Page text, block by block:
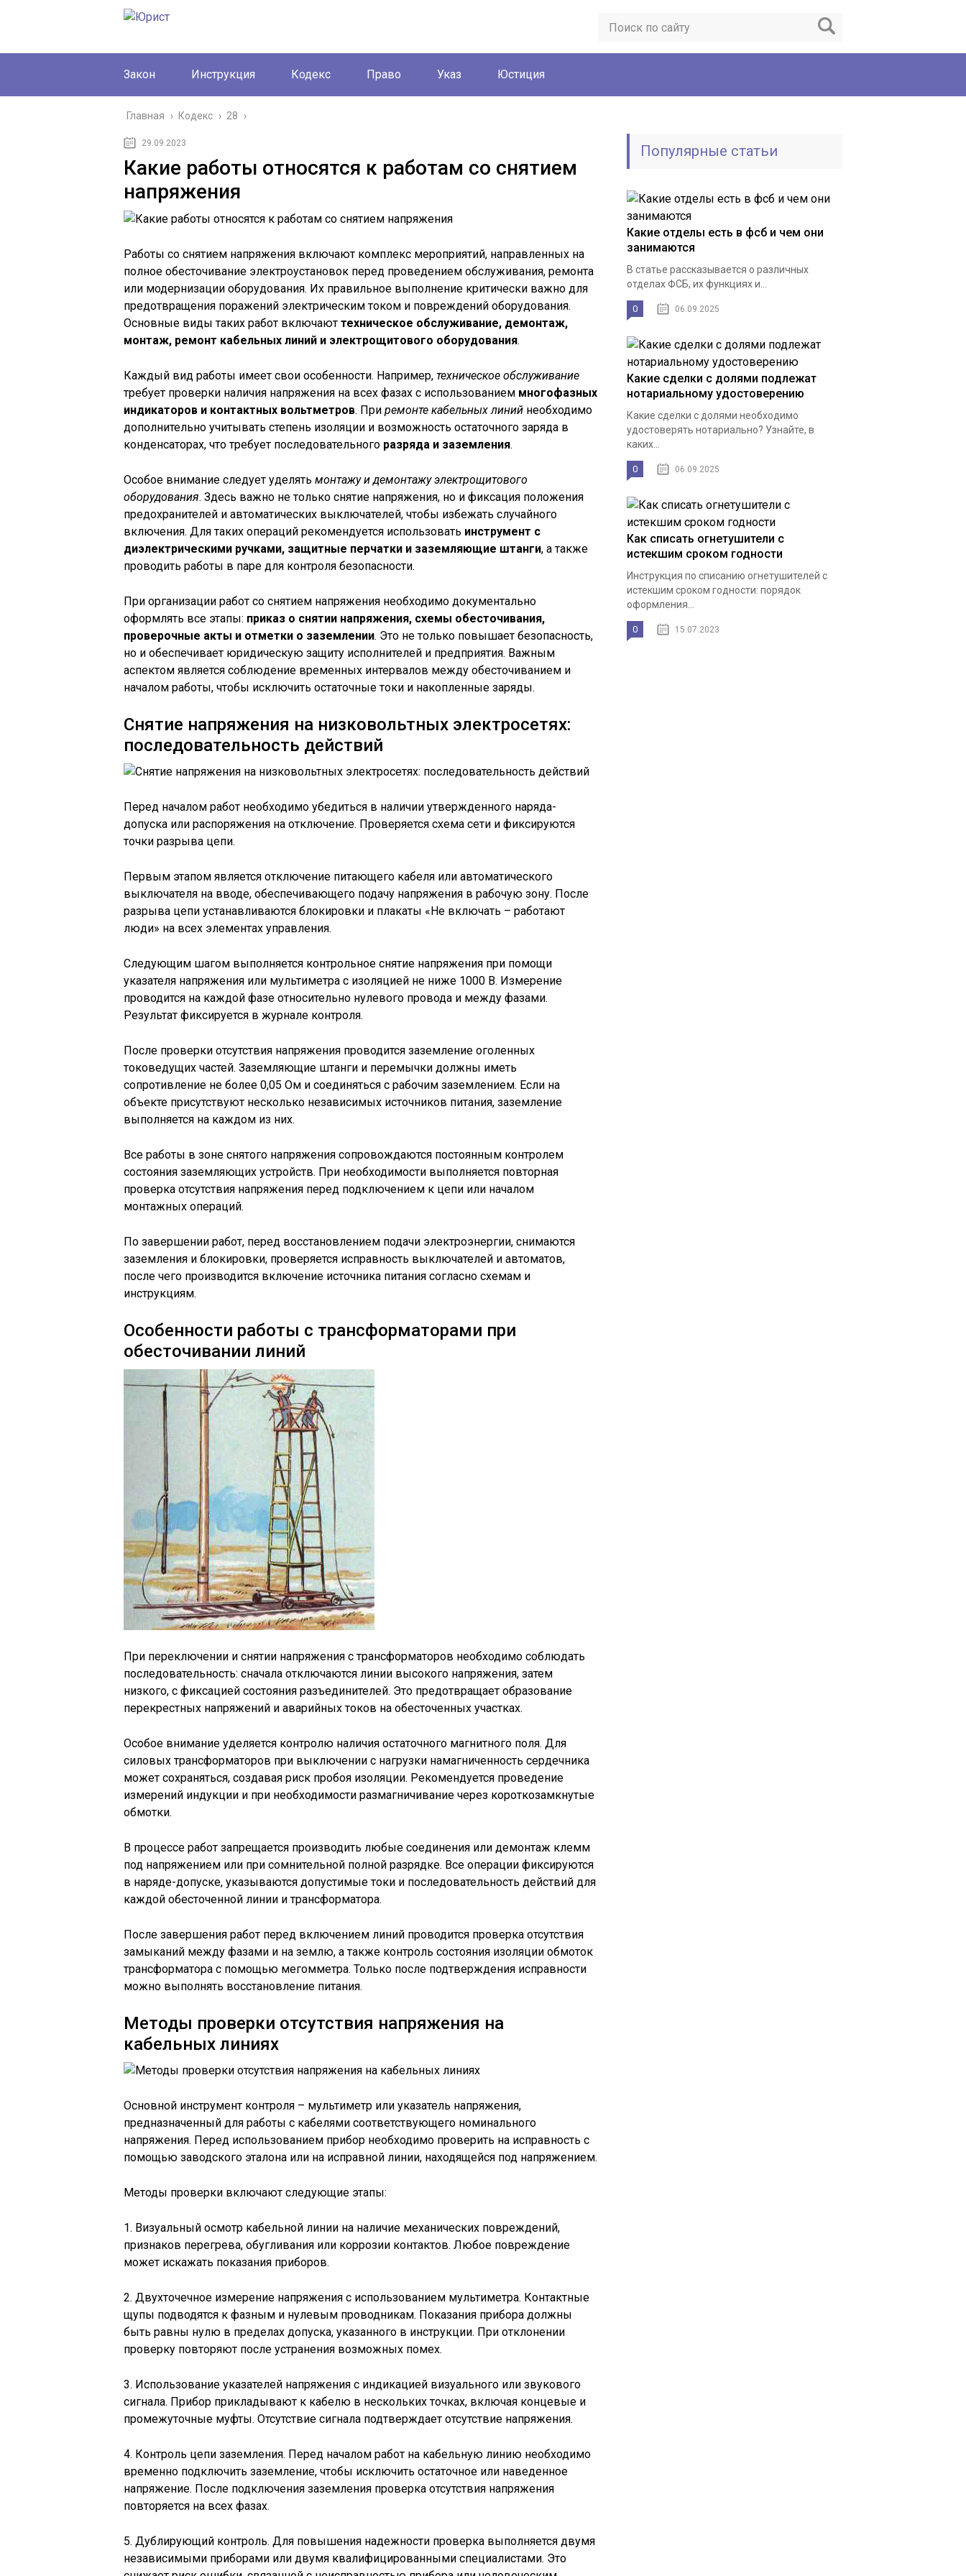
Закон Инструкция Кодекс Право Указ Юстиция
Главная › Кодекс › 28 ›
29.09.2023
Какие работы относятся к работам со снятием
напряжения
Работы со снятием напряжения включают комплекс мероприятий, направленных на
полное обесточивание электроустановок перед проведением обслуживания, ремонта
или модернизации оборудования. Их правильное выполнение критически важно для
предотвращения поражений электрическим током и повреждений оборудования.
Основные виды таких работ включают техническое обслуживание, демонтаж,
монтаж, ремонт кабельных линий и электрощитового оборудования.
Каждый вид работы имеет свои особенности. Например, техническое обслуживание
требует проверки наличия напряжения на всех фазах с использованием многофазных
индикаторов и контактных вольтметров. При ремонте кабельных линий необходимо
дополнительно учитывать степень изоляции и возможность остаточного заряда в
конденсаторах, что требует последовательного разряда и заземления.
Особое внимание следует уделять монтажу и демонтажу электрощитового
оборудования. Здесь важно не только снятие напряжения, но и фиксация положения
предохранителей и автоматических выключателей, чтобы избежать случайного
включения. Для таких операций рекомендуется использовать инструмент с
диэлектрическими ручками, защитные перчатки и заземляющие штанги, а также
проводить работы в паре для контроля безопасности.
При организации работ со снятием напряжения необходимо документально
оформлять все этапы: приказ о снятии напряжения, схемы обесточивания,
проверочные акты и отметки о заземлении. Это не только повышает безопасность,
но и обеспечивает юридическую защиту исполнителей и предприятия. Важным
аспектом является соблюдение временных интервалов между обесточиванием и
началом работы, чтобы исключить остаточные токи и накопленные заряды.
Снятие напряжения на низковольтных электросетях:
последовательность действий
Перед началом работ необходимо убедиться в наличии утвержденного наряда-
допуска или распоряжения на отключение. Проверяется схема сети и фиксируются
точки разрыва цепи.
Первым этапом является отключение питающего кабеля или автоматического
выключателя на вводе, обеспечивающего подачу напряжения в рабочую зону. После
разрыва цепи устанавливаются блокировки и плакаты «Не включать – работают
люди» на всех элементах управления.
Следующим шагом выполняется контрольное снятие напряжения при помощи
указателя напряжения или мультиметра с изоляцией не ниже 1000 В. Измерение
проводится на каждой фазе относительно нулевого провода и между фазами.
Результат фиксируется в журнале контроля.
После проверки отсутствия напряжения проводится заземление оголенных
токоведущих частей. Заземляющие штанги и перемычки должны иметь
сопротивление не более 0,05 Ом и соединяться с рабочим заземлением. Если на
объекте присутствуют несколько независимых источников питания, заземление
выполняется на каждом из них.
Все работы в зоне снятого напряжения сопровождаются постоянным контролем
состояния заземляющих устройств. При необходимости выполняется повторная
проверка отсутствия напряжения перед подключением к цепи или началом
монтажных операций.
По завершении работ, перед восстановлением подачи электроэнергии, снимаются
заземления и блокировки, проверяется исправность выключателей и автоматов,
после чего производится включение источника питания согласно схемам и
инструкциям.
Особенности работы с трансформаторами при
обесточивании линий
При переключении и снятии напряжения с трансформаторов необходимо соблюдать
последовательность: сначала отключаются линии высокого напряжения, затем
низкого, с фиксацией состояния разъединителей. Это предотвращает образование
перекрестных напряжений и аварийных токов на обесточенных участках.
Особое внимание уделяется контролю наличия остаточного магнитного поля. Для
силовых трансформаторов при выключении с нагрузки намагниченность сердечника
может сохраняться, создавая риск пробоя изоляции. Рекомендуется проведение
измерений индукции и при необходимости размагничивание через короткозамкнутые
обмотки.
В процессе работ запрещается производить любые соединения или демонтаж клемм
под напряжением или при сомнительной полной разрядке. Все операции фиксируются
в наряде-допуске, указываются допустимые токи и последовательность действий для
каждой обесточенной линии и трансформатора.
После завершения работ перед включением линий проводится проверка отсутствия
замыканий между фазами и на землю, а также контроль состояния изоляции обмоток
трансформатора с помощью мегомметра. Только после подтверждения исправности
можно выполнять восстановление питания.
Методы проверки отсутствия напряжения на
кабельных линиях
Основной инструмент контроля – мультиметр или указатель напряжения,
предназначенный для работы с кабелями соответствующего номинального
напряжения. Перед использованием прибор необходимо проверить на исправность с
помощью заводского эталона или на исправной линии, находящейся под напряжением.
Методы проверки включают следующие этапы:
1. Визуальный осмотр кабельной линии на наличие механических повреждений,
признаков перегрева, обугливания или коррозии контактов. Любое повреждение
может искажать показания приборов.
2. Двухточечное измерение напряжения с использованием мультиметра. Контактные
щупы подводятся к фазным и нулевым проводникам. Показания прибора должны
быть равны нулю в пределах допуска, указанного в инструкции. При отклонении
проверку повторяют после устранения возможных помех.
3. Использование указателей напряжения с индикацией визуального или звукового
сигнала. Прибор прикладывают к кабелю в нескольких точках, включая концевые и
промежуточные муфты. Отсутствие сигнала подтверждает отсутствие напряжения.
4. Контроль цепи заземления. Перед началом работ на кабельную линию необходимо
временно подключить заземление, чтобы исключить остаточное или наведенное
напряжение. После подключения заземления проверка отсутствия напряжения
повторяется на всех фазах.
5. Дублирующий контроль. Для повышения надежности проверка выполняется двумя
независимыми приборами или двумя квалифицированными специалистами. Это
Популярные статьи
Какие отделы есть в фсб и чем они
занимаются
В статье рассказывается о различных
отделах ФСБ, их функциях и...
0 06.09.2025
Какие сделки с долями подлежат
нотариальному удостоверению
Какие сделки с долями необходимо
удостоверять нотариально? Узнайте, в
каких...
0 06.09.2025
Как списать огнетушители с
истекшим сроком годности
Инструкция по списанию огнетушителей с
истекшим сроком годности: порядок
оформления...
0 15.07.2023